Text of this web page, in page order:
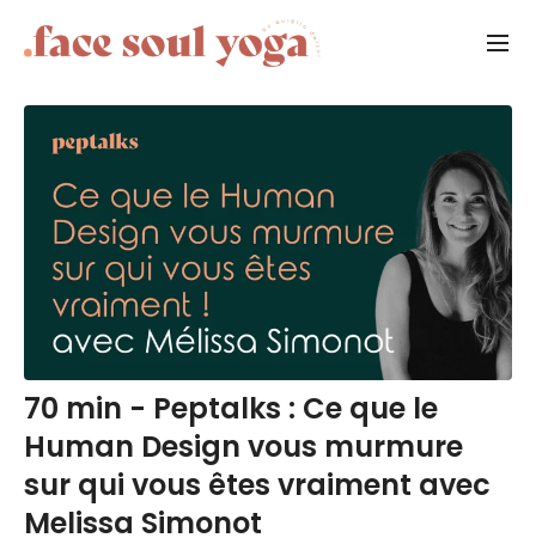
70 min - Peptalks : Ce que le
Human Design vous murmure
sur qui vous êtes vraiment avec
Melissa Simonot